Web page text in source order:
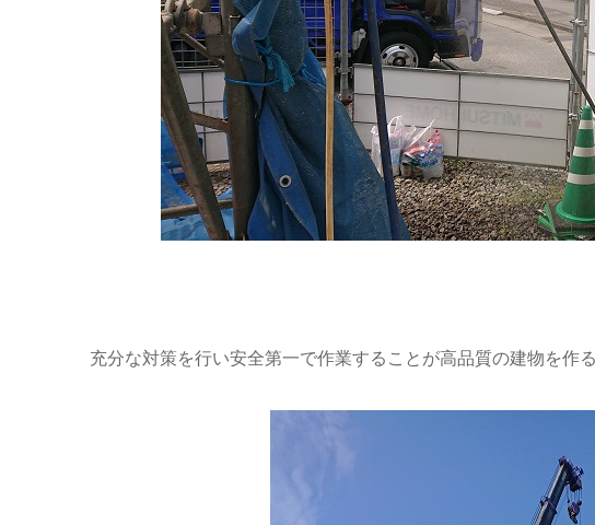
充分な対策を行い安全第一で作業することが高品質の建物を作